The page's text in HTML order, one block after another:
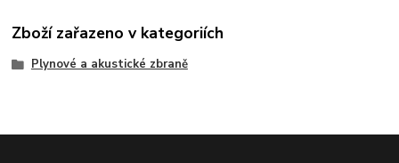
Zboží zařazeno v kategoriích
Plynové a akustické zbraně